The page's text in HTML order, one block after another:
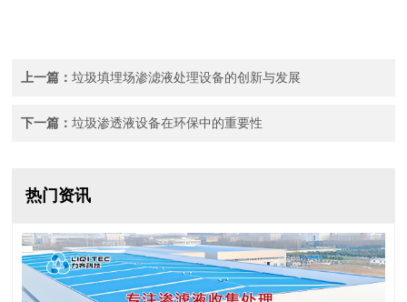
上一篇：垃圾填埋场渗滤液处理设备的创新与发展
下一篇：垃圾渗透液设备在环保中的重要性
热门资讯